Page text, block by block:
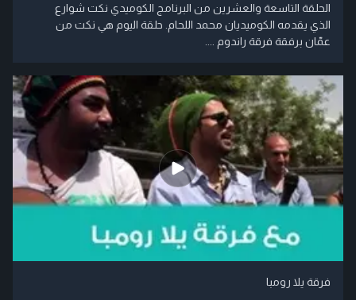
الحلقة التاسعة والعشرين من البرنامج الكوميدي نكت شوارع
الذي يقدمه الكوميديان محمد اللحام. حلقة اليوم هي نكت من
عمّان برفقة فرقة راندوم ....
فرقة يلا رومبا